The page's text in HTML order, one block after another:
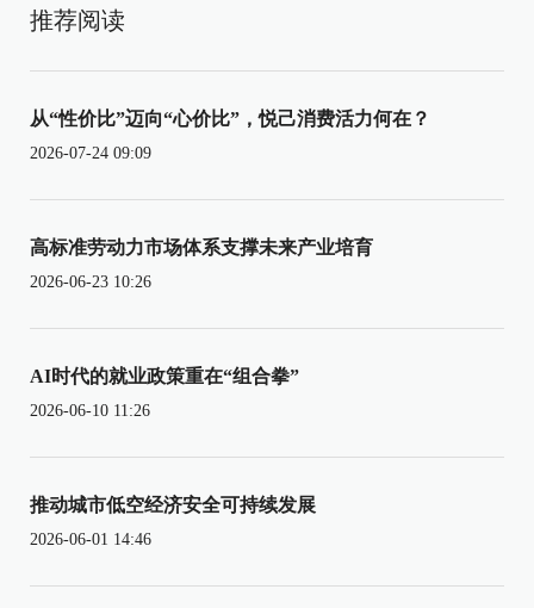
推荐阅读
从“性价比”迈向“心价比”，悦己消费活力何在？
2026-07-24 09:09
高标准劳动力市场体系支撑未来产业培育
2026-06-23 10:26
AI时代的就业政策重在“组合拳”
2026-06-10 11:26
推动城市低空经济安全可持续发展
2026-06-01 14:46